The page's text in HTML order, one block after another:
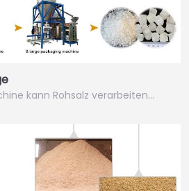
kann Rohsalz verarbeiten…